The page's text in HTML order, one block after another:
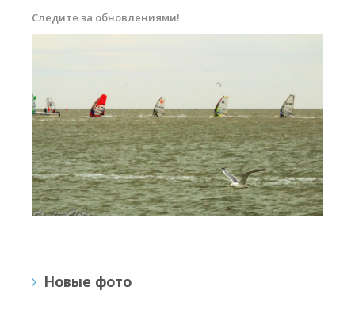
Ветратория Египет
Следите за обновлениями!
Новые фото